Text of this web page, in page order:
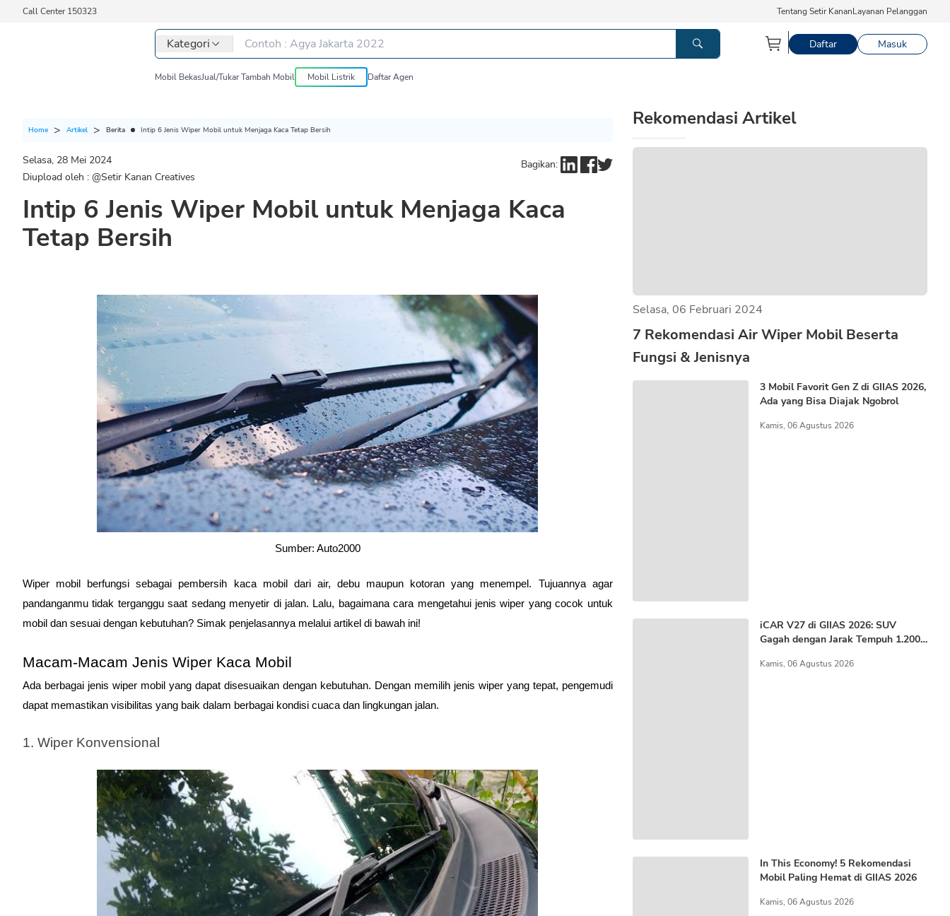
Call Center 150323 Tentang Setir KananLayanan Pelanggan
Kategori Daftar Masuk
Mobil BekasJual/Tukar Tambah Mobil Mobil Listrik Daftar Agen
Home Artikel Berita Intip 6 Jenis Wiper Mobil untuk Menjaga Kaca Tetap Bersih
Selasa, 28 Mei 2024
Diupload oleh : @Setir Kanan Creatives
Bagikan:
Intip 6 Jenis Wiper Mobil untuk Menjaga Kaca
Tetap Bersih
Sumber: Auto2000
Wiper mobil berfungsi sebagai pembersih kaca mobil dari air, debu maupun kotoran yang menempel. Tujuannya agar
pandanganmu tidak terganggu saat sedang menyetir di jalan. Lalu, bagaimana cara mengetahui jenis wiper yang cocok untuk
mobil dan sesuai dengan kebutuhan? Simak penjelasannya melalui artikel di bawah ini!
Macam-Macam Jenis Wiper Kaca Mobil
Ada berbagai jenis wiper mobil yang dapat disesuaikan dengan kebutuhan. Dengan memilih jenis wiper yang tepat, pengemudi
dapat memastikan visibilitas yang baik dalam berbagai kondisi cuaca dan lingkungan jalan.
1. Wiper Konvensional
Rekomendasi Artikel
Selasa, 06 Februari 2024
7 Rekomendasi Air Wiper Mobil Beserta
Fungsi & Jenisnya
3 Mobil Favorit Gen Z di GIIAS 2026,
Ada yang Bisa Diajak Ngobrol
Kamis, 06 Agustus 2026
iCAR V27 di GIIAS 2026: SUV
Gagah dengan Jarak Tempuh 1.200
Kamis, 06 Agustus 2026
In This Economy! 5 Rekomendasi
Mobil Paling Hemat di GIIAS 2026
Kamis, 06 Agustus 2026